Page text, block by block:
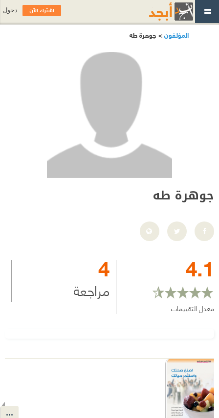
المؤلفون> جوهرة طه
جوهرة طه
4.1
معدل التقييمات
4
مراجعة
اشترك الآن دخول